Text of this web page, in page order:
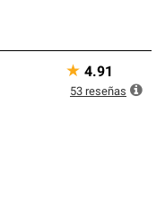
★ 4.91
53 reseñas